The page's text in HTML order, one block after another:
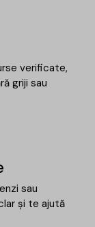
verificate,
griji sau
sau
și te ajută